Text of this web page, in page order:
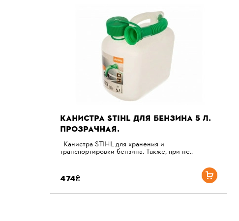
КАНИСТРА STIHL ДЛЯ БЕНЗИНА 5 Л.
ПРОЗРАЧНАЯ.
Канистра STIHL для хранения и
транспортировки бензина. Также, при не..
474₴